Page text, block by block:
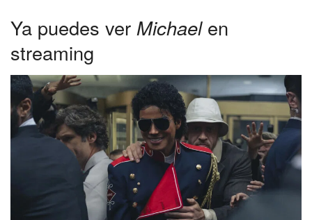
Ya puedes ver Michael en
streaming